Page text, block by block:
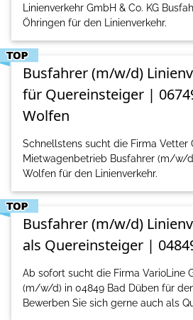
Linienverkehr GmbH & Co. KG
Öhringen für den Linienverkehr.
Busfahrer (m/w/d)
für Quereinsteiger |
Wolfen
Schnellstens sucht die Firma Vetter
Mietwagenbetrieb Busfahrer (m/w/
Wolfen für den Linienverkehr.
Busfahrer (m/w/d)
als Quereinsteiger |
Ab sofort sucht die Firma VarioLine
(m/w/d) in 04849 Bad Düben für
Bewerben Sie sich gerne auch als